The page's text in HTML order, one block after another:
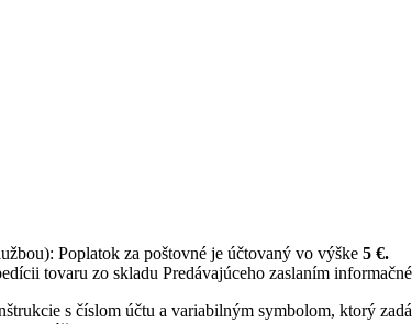
Poplatok za poštovné je účtovaný vo výške 5 €.
tovaru zo skladu Predávajúceho zaslaním
s číslom účtu a variabilným symbolom, ktorý